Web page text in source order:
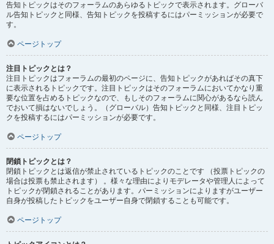
告知トピックはそのフォーラムのあらゆるトピックで表示されます。グローバ
ル告知トピックと同様、告知トピックを投稿するにはパーミッションが必要で
す。
ページトップ
注目トピックとは？
注目トピックはフォーラムの最初のページに、告知トピックがあればその真下
に表示されるトピックです。注目トピックはそのフォーラムにおいてかなり重
要な位置を占めるトピックなので、もしそのフォーラムに関心があるなら読ん
でおいて損はないでしょう。（グローバル）告知トピックと同様、注目トピッ
クを投稿するにはパーミッションが必要です。
ページトップ
閉鎖トピックとは？
閉鎖トピックとは返信が禁止されているトピックのことです （投票トピックの
場合は投票も禁止されます） 。様々な理由によりモデレータや管理人によって
トピックが閉鎖されることがあります。パーミッションによりますがユーザー
自身が投稿したトピックをユーザー自身で閉鎖することも可能です。
ページトップ